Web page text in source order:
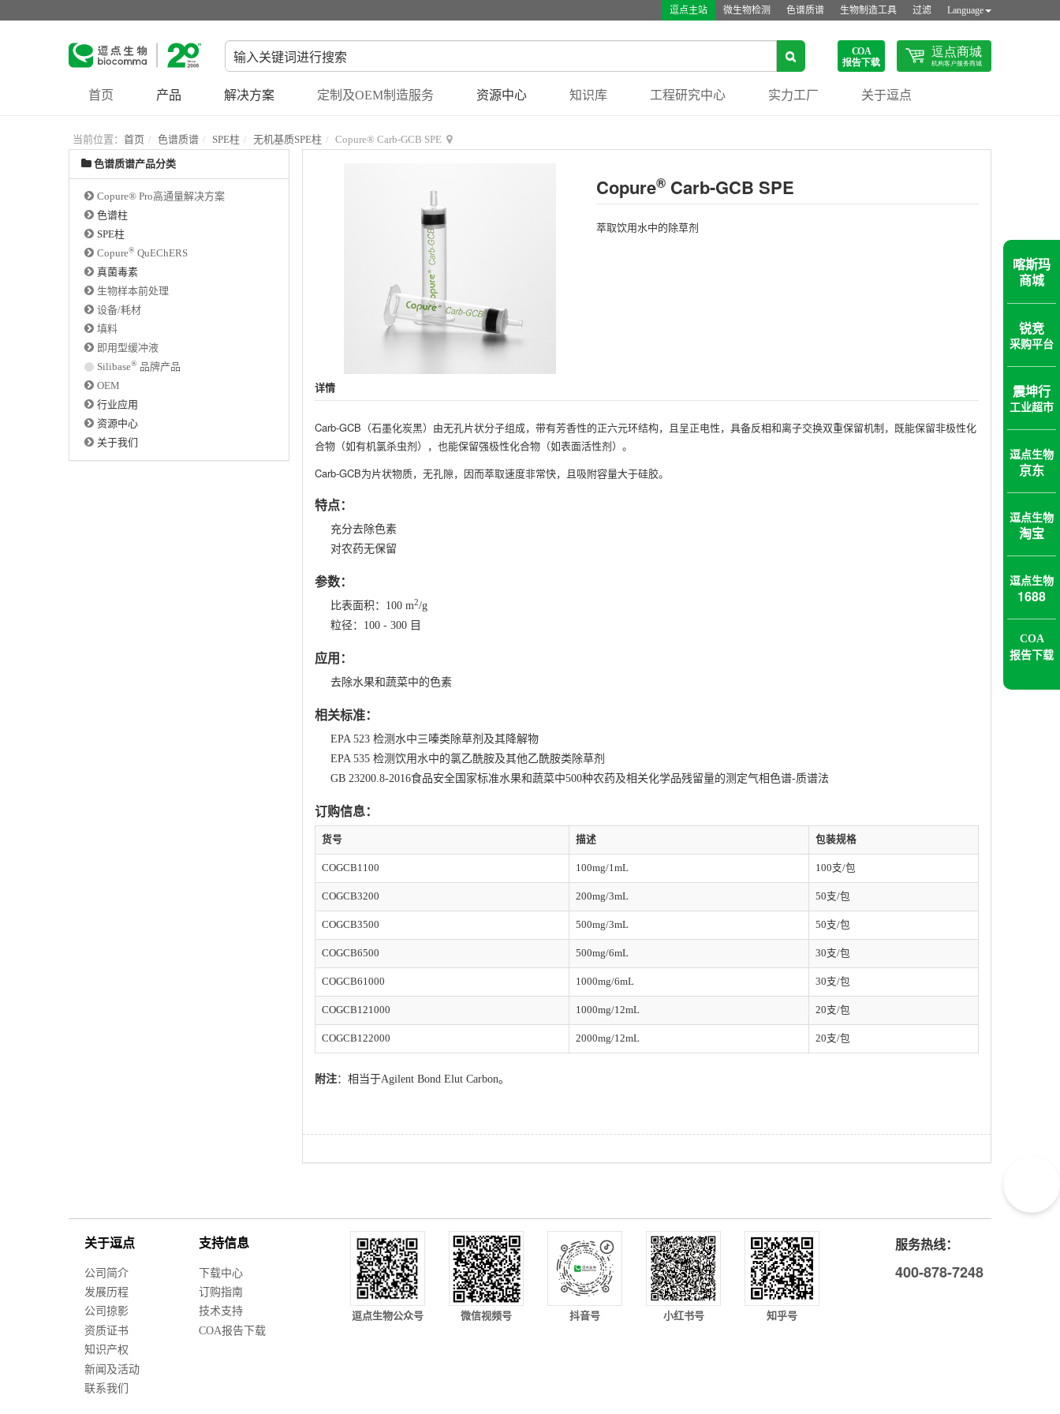
逗点主站 微生物检测 色谱质谱 生物制造工具 过滤 Language
首页 产品 解决方案 定制及OEM制造服务 资源中心 知识库 工程研究中心 实力工厂 关于逗点
当前位置： 首页 色谱质谱 SPE柱 无机基质SPE柱 Copure® Carb-GCB SPE
Copure®Carb-GCB SPE
萃取饮用水中的除草剂
详情
Carb-GCB（石墨化炭黑）由无孔片状分子组成，带有芳香性的正六元环结构，且呈正电性，具备反相和离子交换双重保留机制，既能保留非极性化
合物（如有机氯杀虫剂），也能保留强极性化合物（如表面活性剂）。
Carb-GCB为片状物质，无孔隙，因而萃取速度非常快，且吸附容量大于硅胶。
特点：
充分去除⾊素
对农药⽆保留
参数：
比表面积：100 m2/g
粒径：100 - 300 目
应用：
去除⽔果和蔬菜中的⾊素
相关标准：
EPA 523 检测水中三嗪类除草剂及其降解物
EPA 535 检测饮用水中的氯乙酰胺及其他乙酰胺类除草剂
GB 23200.8-2016⻝品安全国家标准⽔果和蔬菜中500种农药及相关化学品残留量的测定⽓相⾊谱-质谱法
订购信息：
货号 描述 包装规格
COGCB1100 100mg/1mL 100支/包
COGCB3200 200mg/3mL 50支/包
COGCB3500 500mg/3mL 50支/包
COGCB6500 500mg/6mL 30支/包
COGCB61000 1000mg/6mL 30支/包
COGCB121000 1000mg/12mL 20支/包
COGCB122000 2000mg/12mL 20支/包
附注：相当于Agilent Bond Elut Carbon。
色谱质谱产品分类
Copure® Pro高通量解决方案
色谱柱
SPE柱
Copure® QuEChERS
真菌毒素
生物样本前处理
设备/耗材
填料
即用型缓冲液
Silibase® 品牌产品
OEM
行业应用
资源中心
关于我们
喀斯玛
商城
锐竞
采购平台
震坤行
工业超市
逗点生物
京东
逗点生物
淘宝
逗点生物
1688
COA
报告下载
关于逗点
公司简介
发展历程
公司掠影
资质证书
知识产权
新闻及活动
联系我们
支持信息
下载中心
订购指南
技术支持
COA报告下载
逗点生物公众号 微信视频号 抖音号 小红书号 知乎号
服务热线：
400-878-7248